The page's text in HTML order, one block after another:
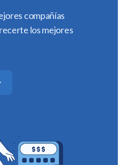
compañías
los mejores